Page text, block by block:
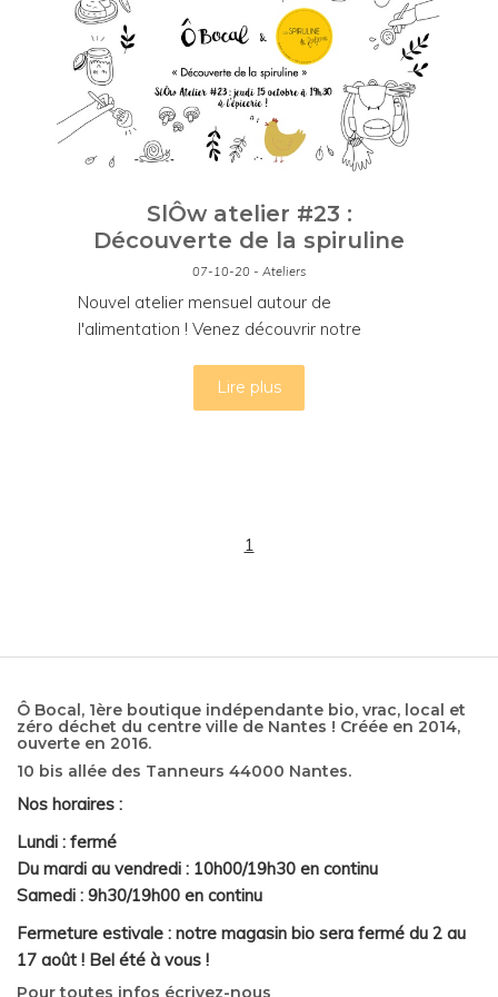
SlÔw atelier #23 :
Découverte de la spiruline
07-10-20 - Ateliers
Nouvel atelier mensuel autour de
l'alimentation ! Venez découvrir notre
Lire plus
1
Ô Bocal, 1ère boutique indépendante bio, vrac, local et
zéro déchet du centre ville de Nantes ! Créée en 2014,
ouverte en 2016.
10 bis allée des Tanneurs 44000 Nantes.
Nos horaires :
Lundi : fermé
Du mardi au vendredi : 10h00/19h30 en continu
Samedi : 9h30/19h00 en continu
Fermeture estivale : notre magasin bio sera fermé du 2 au
17 août ! Bel été à vous !
Pour toutes infos écrivez-nous